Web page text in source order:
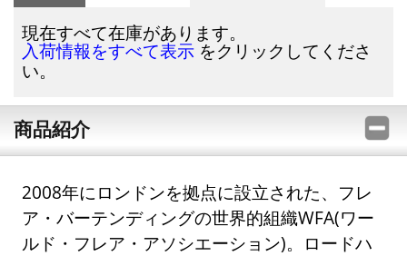
現在すべて在庫があります。
入荷情報をすべて表示 をクリックしてくださ
い。
商品紹介
2008年にロンドンを拠点に設立された、フレ
ア・バーテンディングの世界的組織WFA(ワー
ルド・フレア・アソシエーション)。ロードハ